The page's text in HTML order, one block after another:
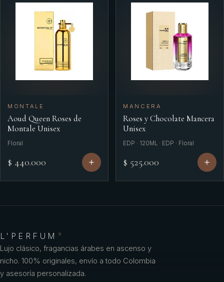
MONTALE
Aoud Queen Roses de
Montale Unisex
Floral
$ 440.000
MANCERA
Roses y Chocolate Mancera
Unisex
EDP · 120ML · EDP · Floral
$ 525.000
L'PERFUM ®
Lujo clásico, fragancias árabes en ascenso y
nicho. 100% originales, envío a todo Colombia
y asesoría personalizada.